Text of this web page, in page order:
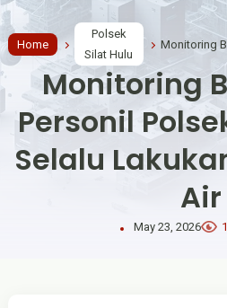
Home
Polsek
Silat Hulu
Monitoring
Personil
Selalu
Air
May 23, 2026